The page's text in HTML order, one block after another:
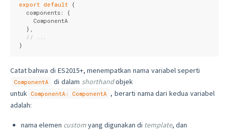
export default {
components : {
    ComponentA
  },
// ...
}
Catat bahwa di ES2015+, menempatkan nama variabel seperti
ComponentA di dalam shorthandobjek
untuk ComponentA: ComponentA , berarti nama dari kedua variabel
adalah:
nama elemen customyang digunakan di template, dan